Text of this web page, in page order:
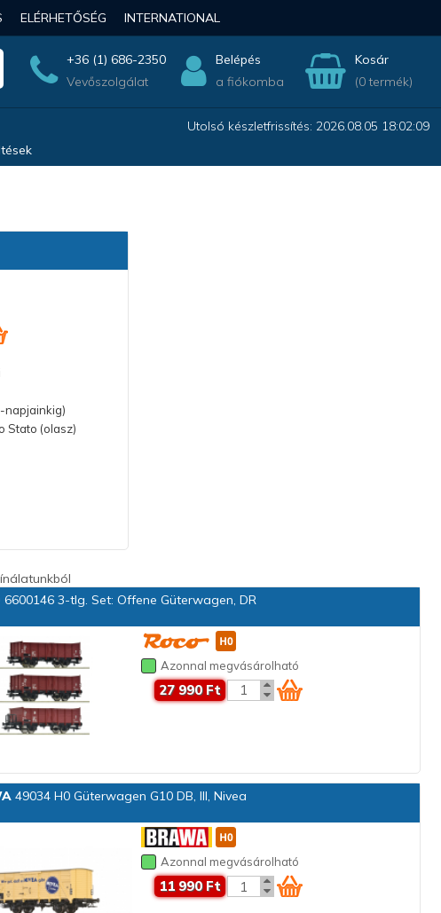
ELÉRHETŐSÉG INTERNATIONAL
+36 (1) 686-2350
Vevőszolgálat
Belépés
a fiókomba
Kosár
(0 termék)
Utolsó készletfrissítés: 2026.08.05 18:02:09
napjainkig)
Stato (olasz)
6600146 3-tlg. Set: Offene Güterwagen, DR
Azonnal megvásárolható
27 990 Ft
49034 H0 Güterwagen G10 DB, III, Nivea
Azonnal megvásárolható
11 990 Ft